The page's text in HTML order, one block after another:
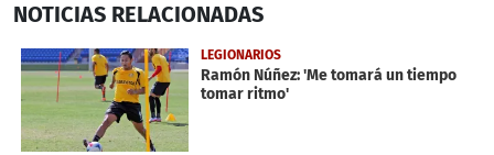
seconds
4
minutes,
16
seconds
NOTICIAS RELACIONADAS
LEGIONARIOS
Ramón Núñez: 'Me tomará un tiempo
tomar ritmo'